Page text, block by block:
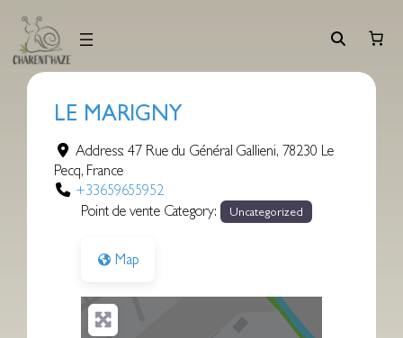
contenu
LE MARIGNY
Address:47 Rue du Général Gallieni, 78230 Le
Pecq, France
+33659655952
Point de vente Category:
Uncategorized
Map